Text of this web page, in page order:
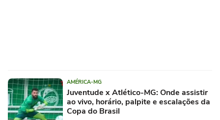
AMÉRICA-MG
Juventude x Atlético-MG: Onde assistir
ao vivo, horário, palpite e escalações da
Copa do Brasil